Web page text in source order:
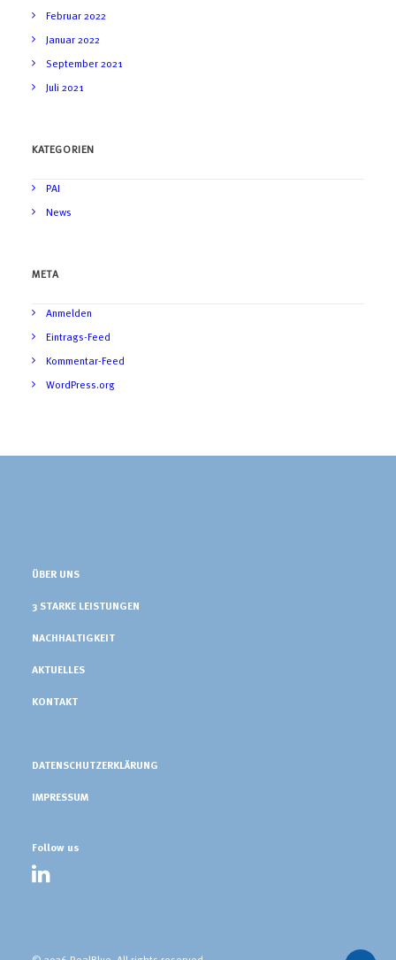
Februar 2022
Januar 2022
September 2021
Juli 2021
KATEGORIEN
PAI
News
META
Anmelden
Eintrags-Feed
Kommentar-Feed
WordPress.org
ÜBER UNS
3 STARKE LEISTUNGEN
NACHHALTIGKEIT
AKTUELLES
KONTAKT
DATENSCHUTZERKLÄRUNG
IMPRESSUM
Follow us